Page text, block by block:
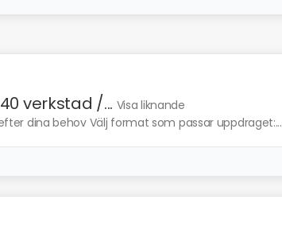
verkstad /... Visa liknande
dina behov Välj format som passar uppdraget:...